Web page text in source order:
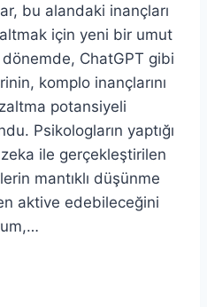
bu alandaki inançları
için yeni bir umut
dönemde, ChatGPT gibi
komplo inançlarını
potansiyeli
Psikologların yaptığı
ile gerçekleştirilen
mantıklı düşünme
aktive edebileceğini